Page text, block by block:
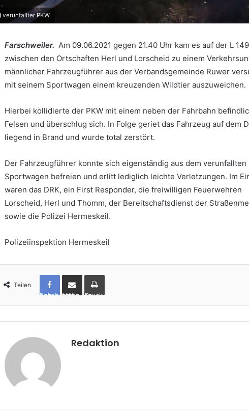
verunfallter PKW
Farschweiler. Am 09.06.2021 gegen 21.40 Uhr kam es auf der L 149
zwischen den Ortschaften Herl und Lorscheid zu einem
männlicher Fahrzeugführer aus der Verbandsgemeinde Ruwer
mit seinem Sportwagen einem kreuzenden Wildtier auszuweichen.
Hierbei kollidierte der PKW mit einem neben der Fahrbahn
Felsen und überschlug sich. In Folge geriet das Fahrzeug auf dem
liegend in Brand und wurde total zerstört.
Der Fahrzeugführer konnte sich eigenständig aus dem verunfallten
Sportwagen befreien und erlitt lediglich leichte Verletzungen. Im
waren das DRK, ein First Responder, die freiwilligen Feuerwehren
Lorscheid, Herl und Thomm, der Bereitschaftsdienst der
sowie die Polizei Hermeskeil.
Polizeiinspektion Hermeskeil
Teilen
Facebook per Mail teilen Drucken
Redaktion